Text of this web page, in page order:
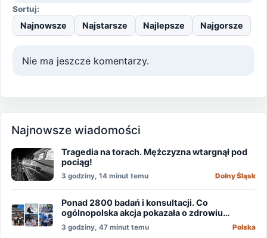
Sortuj:
Najnowsze Najstarsze Najlepsze Najgorsze
Nie ma jeszcze komentarzy.
Najnowsze wiadomości
Tragedia na torach. Mężczyzna wtargnął pod
pociąg!
3 godziny, 14 minut temu Dolny Śląsk
Ponad 2800 badań i konsultacji. Co
ogólnopolska akcja pokazała o zdrowiu
mężczyzn?
3 godziny, 47 minut temu Polska